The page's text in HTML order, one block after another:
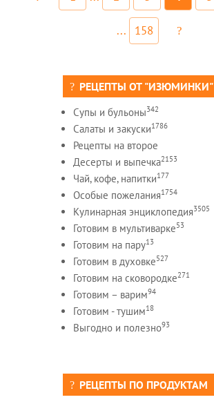
... 158
РЕЦЕПТЫ ОТ "ИЗЮМИНКИ"
Супы и бульоны342
Салаты и закуски1786
Рецепты на второе
Десерты и выпечка2153
Чай, кофе, напитки177
Особые пожелания1754
Кулинарная энциклопедия3505
Готовим в мультиварке53
Готовим на пару13
Готовим в духовке527
Готовим на сковородке271
Готовим – варим94
Готовим - тушим18
Выгодно и полезно93
РЕЦЕПТЫ ПО ПРОДУКТАМ